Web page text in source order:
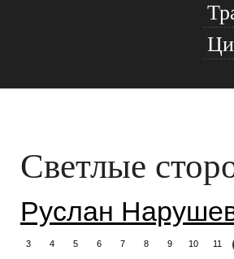
Светлые
Руслан
3 4 5 6 7 8 9 10 11